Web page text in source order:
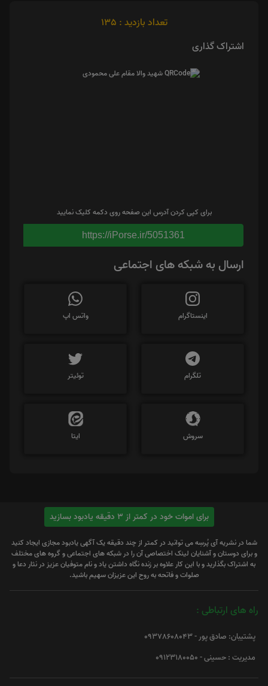
تعداد بازدید : 135
اشتراک گذاری
برای کپی کردن آدرس این صفحه روی دکمه کلیک نمایید
https://iPorse.ir/5051361
ارسال به شبکه های اجتماعی
اینستاگرام واتس اپ
تلگرام توئیتر
سروش ایتا
برای اموات خود در کمتر از 3 دقیقه یادبود بسازید
شما در نشریه آی پُرسِه می توانید در کمتر از چند دقیقه یک آگهی یادبود مجازی ایجاد کنید
و برای دوستان و آشنایان لینک اختصاصی آن را در شبکه های اجتماعی و گروه های مختلف
به اشتراک بگذارید و با این کار علاوه بر زنده نگاه داشتن یاد و نام متوفیان عزیز در نثار دعا و
صلوات و فاتحه به روح این عزیزان سهیم باشید.
راه های ارتباطی :
پشتیبان: صادق پور - 09378608043
مدیریت : حسینی - 09123180050